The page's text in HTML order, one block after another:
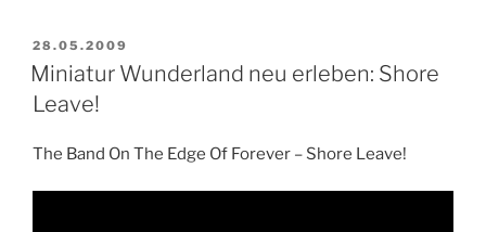
VERÖFFENTLICHT
AM
28.05.2009
Miniatur Wunderland neu erleben: Shore
Leave!
The Band On The Edge Of Forever – Shore Leave!